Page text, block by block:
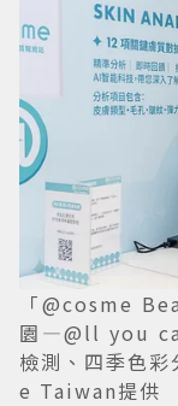
「@cosme
園—@ll you
檢測、四季色
e Taiwan提供